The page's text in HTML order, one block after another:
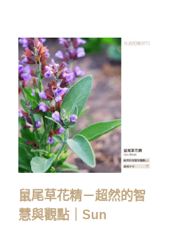
鼠尾草花精－超然的智
慧與觀點｜Sun